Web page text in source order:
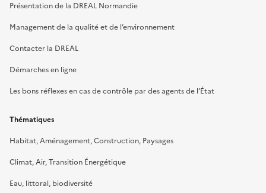
Présentation de la DREAL Normandie
Management de la qualité et de l’environnement
Contacter la DREAL
Démarches en ligne
Les bons réflexes en cas de contrôle par des agents de l’État
Thématiques
Habitat, Aménagement, Construction, Paysages
Climat, Air, Transition Énergétique
Eau, littoral, biodiversité